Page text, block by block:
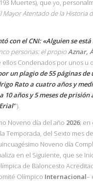
Muertes), que yo,
Mayor Atentado de la Historia
con el CNI: «Alguien se
personas: el propioAznar,
ellos Condenados por unos u
un plagio de 55 páginas de
Rato a cuatro años y
10 años y 5 meses de prisión
”).
Noveno día del año 2026; en
Temporada, del Sexto mes de
Noveno día
en el Siguiente, que se
de Baloncesto
Olímpico Internacional–